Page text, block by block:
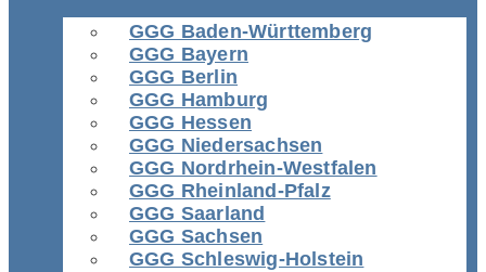
GGG Baden-Württemberg
GGG Bayern
GGG Berlin
GGG Hamburg
GGG Hessen
GGG Niedersachsen
GGG Nordrhein-Westfalen
GGG Rheinland-Pfalz
GGG Saarland
GGG Sachsen
GGG Schleswig-Holstein